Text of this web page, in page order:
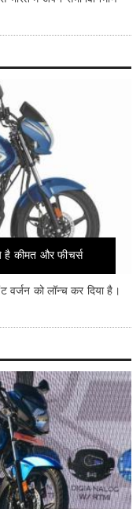
है कीमत और फीचर्स
वर्जन को लॉन्च कर दिया है।